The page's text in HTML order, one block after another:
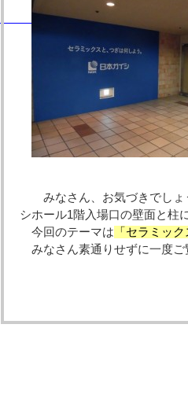
みなさん、お気づきでしょ
シホール1階入場口の壁面と柱
今回のテーマは 「セラミッ
みなさん素通りせずに一度ご